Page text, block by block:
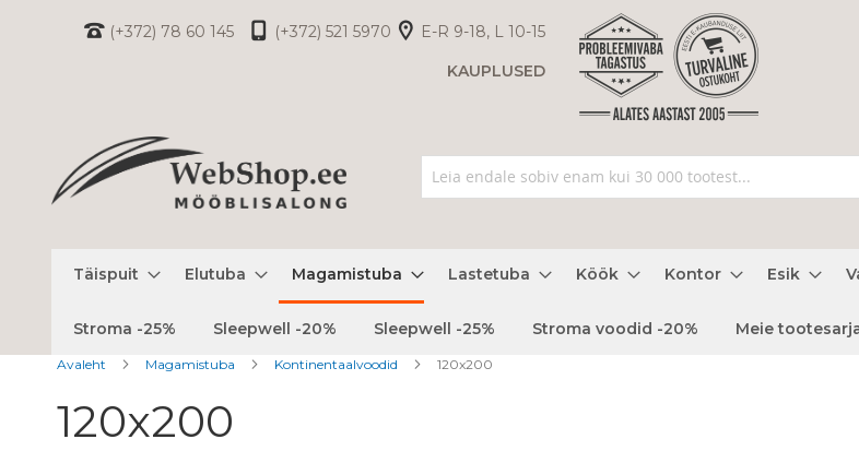
(+372) 78 60 145 (+372) 521 5970
E-R 9-18, L 10-15
KAUPLUSED
Täispuit Elutuba Magamistuba Lastetuba Köök Kontor Esik
Stroma -25% Sleepwell -20% Sleepwell -25% Stroma voodid -20% Meie
Avaleht Magamistuba Kontinentaalvoodid 120x200
120x200